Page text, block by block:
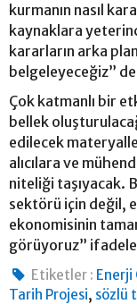
kurmanın nasıl
kaynaklara
kararların arka
belgeleyeceğiz”
Çok katmanlı bir
bellek
edilecek
alıcılara ve
niteliği taşıyacak.
sektörü için değil,
ekonomisinin
görüyoruz”
Etiketler : Enerji
Tarih Projesi, sözlü